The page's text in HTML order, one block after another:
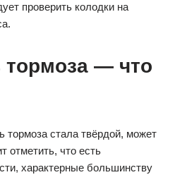
проверить колодки на
тормоза — что
тормоза стала твёрдой, может
отметить, что есть
характерные большинству